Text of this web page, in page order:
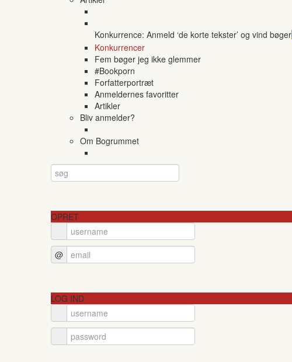
Konkurrence: Anmeld ‘de korte tekster’ og vind bøger
Konkurrencer
Fem bøger jeg ikke glemmer
#Bookporn
Forfatterportræt
Anmeldernes favoritter
Artikler
Bliv anmelder?
Om Bogrummet
OPRET
@
LOG IND